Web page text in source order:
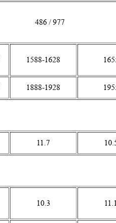
486 / 977
1588-1628
1888-1928
11.7
10.3